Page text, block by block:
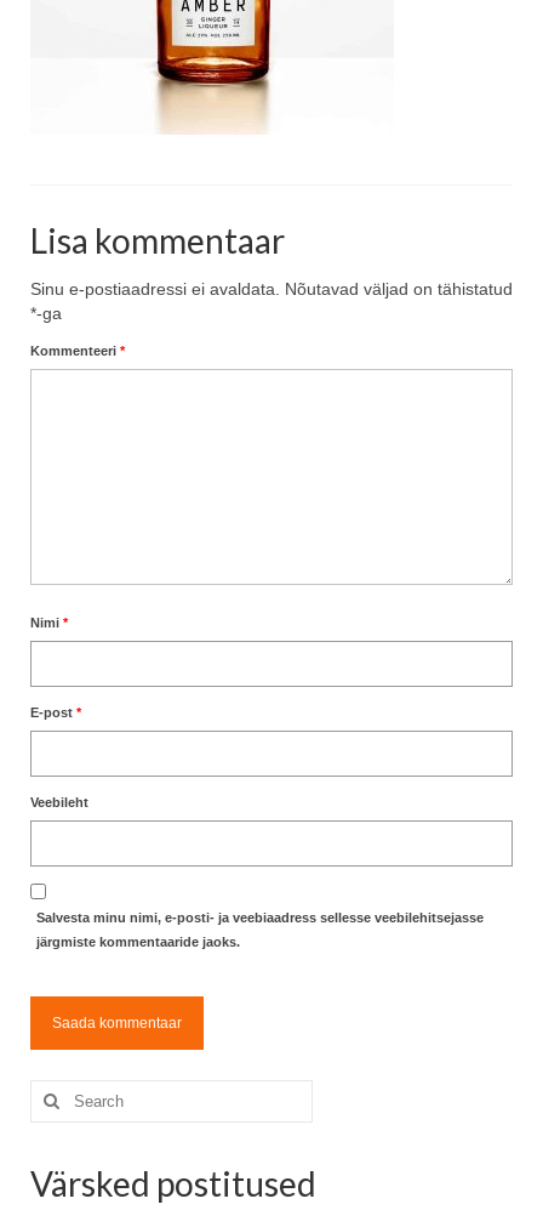
Blog
Lisa kommentaar
Sinu e-postiaadressi ei avaldata.
Nõutavad väljad on tähistatud
*-ga
Kommenteeri *
Nimi *
E-post *
Veebileht
Salvesta minu nimi, e-posti- ja veebiaadress sellesse veebilehitsejasse
järgmiste kommentaaride jaoks.
Search
for:
Värsked postitused